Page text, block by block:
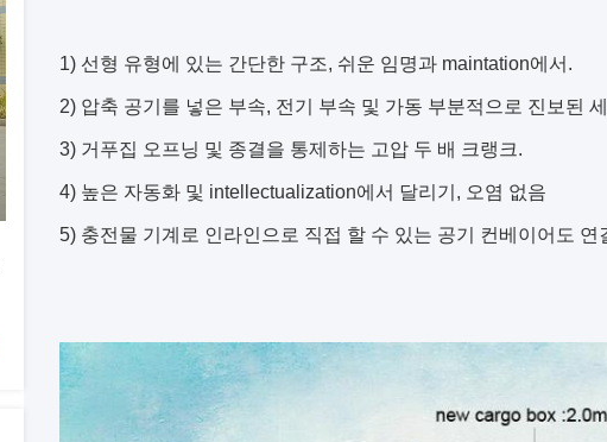
1) 선형 유형에 있는 간단한 구조, 쉬운 임명과 maintation에서.
2) 압축 공기를 넣은 부속, 전기 부속 및 가동 부분적으로 진보된
3) 거푸집 오프닝 및 종결을 통제하는 고압 두 배 크랭크.
4) 높은 자동화 및 intellectualization에서 달리기, 오염 없음
5) 충전물 기계로 인라인으로 직접 할 수 있는 공기 컨베이어도